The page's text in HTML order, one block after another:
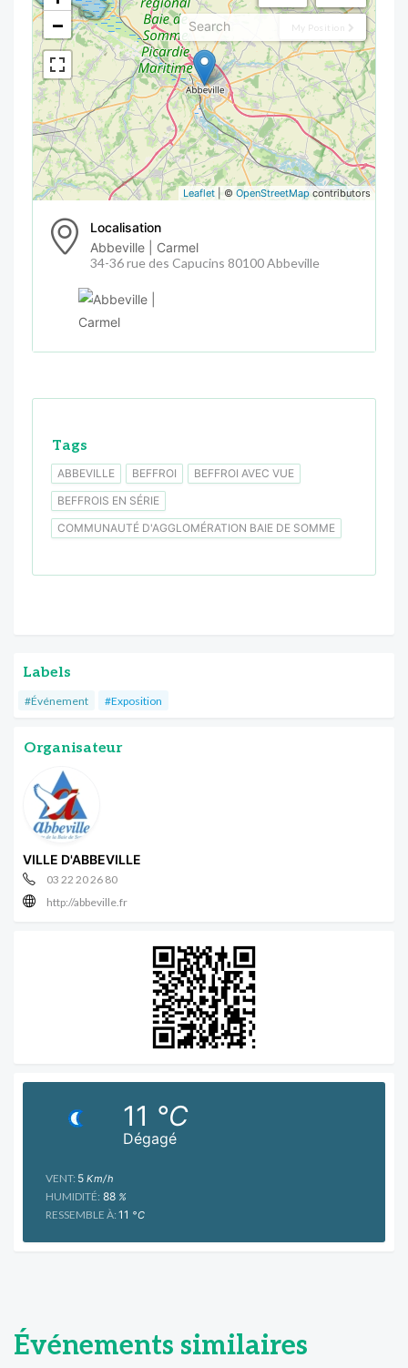
My Position
−
Leaflet | © OpenStreetMap contributors
Localisation
Abbeville | Carmel
34-36 rue des Capucins 80100 Abbeville
Tags
ABBEVILLE BEFFROI
BEFFROI AVEC VUE
BEFFROIS EN SÉRIE
COMMUNAUTÉ D'AGGLOMÉRATION BAIE DE SOMME
Labels
#Événement #Exposition
Organisateur
VILLE D'ABBEVILLE
03 22 20 26 80
http://abbeville.fr
Dégagé
11 °C
VENT: 5 Km/h
HUMIDITÉ: 88 %
RESSEMBLE À: 11 °C
Événements similaires